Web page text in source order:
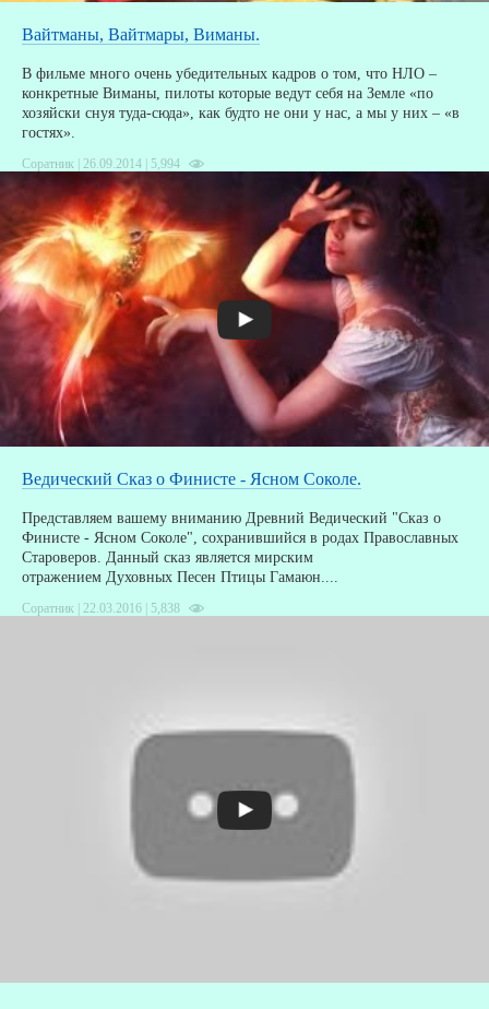
Вайтманы, Вайтмары, Виманы.
В фильме много очень убедительных кадров о том, что НЛО –
конкретные Виманы, пилоты которые ведут себя на Земле «по
хозяйски снуя туда-сюда», как будто не они у нас, а мы у них – «в
гостях».
Соратник | 26.09.2014 | 5,994
Ведический Сказ о Финисте - Ясном Соколе.
Представляем вашему вниманию Древний Ведический "Сказ о
Финисте - Ясном Соколе", сохранившийся в родах Православных
Староверов. Данный сказ является мирским
отражением Духовных Песен Птицы Гамаюн....
Соратник | 22.03.2016 | 5,838